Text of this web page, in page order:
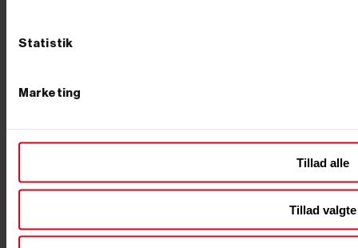
Statistik
Marketing
Tillad alle
Tillad valgte
transporterer jeg en minigraver? De fleste minigravere
opkørselsrampe til maskinens vægt.
for et benzindrevet pælebor til større projekter eller et
hånddrevet pælebor til mindre opgaver, har vi det rette
værktøj til dig. Det rette pælebor giver dig præcision
og effektivitet, når du skal grave huller til eksempelvis
om pælebor nederst på siden eller gå på opdagelse
blandt vores produkter. Valg af det rigtige pælebor Når